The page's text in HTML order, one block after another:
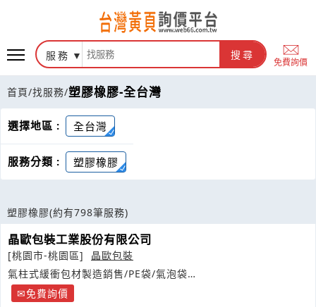
服務 搜尋
免費詢價
首頁/找服務/塑膠橡膠-全台灣
選擇地區 : 全台灣
服務分類 : 塑膠橡膠
塑膠橡膠(約有798筆服務)
晶歐包裝工業股份有限公司
[桃園市-桃園區]
晶歐包裝
氣柱式緩衝包材製造銷售/PE袋/氣泡袋
http://www.NTGroup.com.tw
免費詢價